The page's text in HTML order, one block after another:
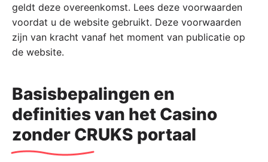
geldt deze overeenkomst. Lees deze voorwaarden
voordat u de website gebruikt. Deze voorwaarden
zijn van kracht vanaf het moment van publicatie op
de website.
Basisbepalingen en
definities van het Casino
zonder CRUKS portaal